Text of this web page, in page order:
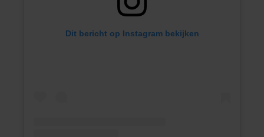
Dit bericht op Instagram bekijken